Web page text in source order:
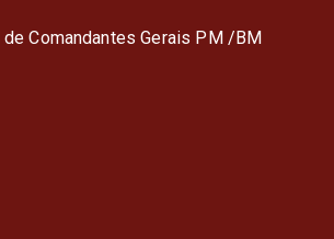
Comandantes Gerais PM /BM